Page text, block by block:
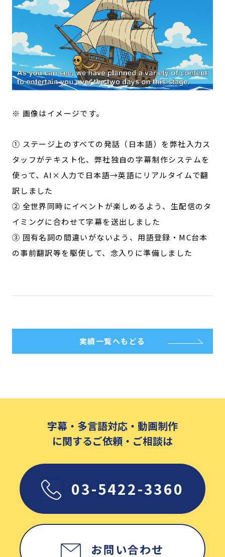
※ 画像はイメージです。
① ステージ上のすべての発話（日本語）を弊社入力ス
タッフがテキスト化、弊社独自の字幕制作システムを
使って、AI×人力で日本語→英語にリアルタイムで翻
訳しました
② 全世界同時にイベントが楽しめるよう、生配信のタ
イミングに合わせて字幕を送出しました
③ 固有名詞の間違いがないよう、用語登録・MC台本
の事前翻訳等を駆使して、念入りに準備しました
実績一覧へもどる
字幕・多言語対応・動画制作
に関するご依頼・ご相談は
03-5422-3360
お問い合わせ